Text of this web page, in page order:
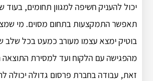
יכול להעניק חשיפה למגוון תחומים, בעוד
תאפשר התמקצעות בתחום מסוים. מי
בוטיק ימצא עצמו מעורב כמעט בכל שלב
מהפגישה עם הלקוח ועד למסירת התוצאה
זאת, עבודה בחברת פרסום גדולה יכולה